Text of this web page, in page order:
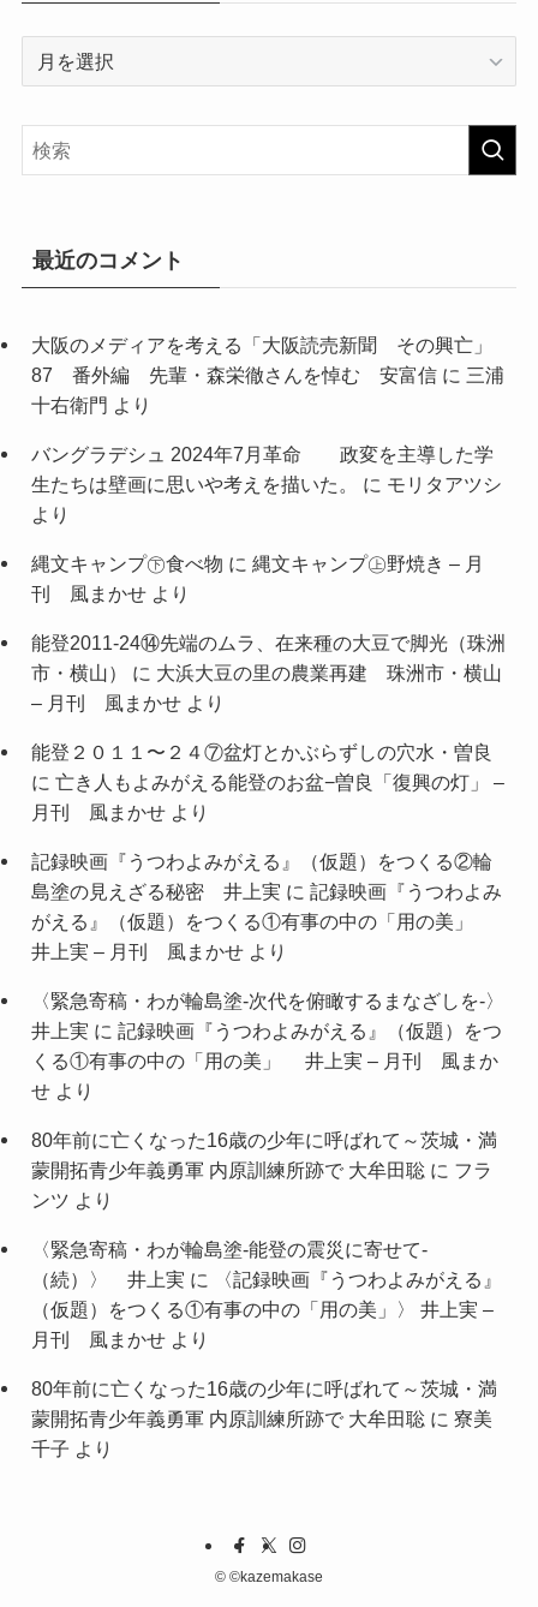
イ
ブ
最近のコメント
大阪のメディアを考える「大阪読売新聞 その興亡」
87 番外編 先輩・森栄徹さんを悼む 安富信に 三浦
十右衛門 より
バングラデシュ 2024年7月革命 政変を主導した学
生たちは壁画に思いや考えを描いた。
に モリタアツシ
より
縄文キャンプ㊦食べ物 に 縄文キャンプ㊤野焼き – 月
刊 風まかせより
能登2011-24⑭先端のムラ、在来種の大豆で脚光（珠洲
市・横山）
に 大浜大豆の里の農業再建 珠洲市・横山
– 月刊 風まかせより
能登２０１１〜２４⑦盆灯とかぶらずしの穴水・曽良
に 亡き人もよみがえる能登のお盆−曽良「復興の灯」 –
月刊 風まかせより
記録映画『うつわよみがえる』（仮題）をつくる②輪
島塗の見えざる秘密 井上実 に 記録映画『うつわよみ
がえる』（仮題）をつくる①有事の中の「用の美」
井上実 – 月刊 風まかせより
〈緊急寄稿・わが輪島塗-次代を俯瞰するまなざしを-〉
井上実 に 記録映画『うつわよみがえる』（仮題）をつ
くる①有事の中の「用の美」 井上実 – 月刊 風まか
せより
80年前に亡くなった16歳の少年に呼ばれて～茨城・満
蒙開拓青少年義勇軍 内原訓練所跡で 大牟田聡に フラ
ンツ より
〈緊急寄稿・わが輪島塗-能登の震災に寄せて-
（続）〉 井上実 に
〈記録映画『うつわよみがえる』
（仮題）をつくる①有事の中の「用の美」〉 井上実 –
月刊 風まかせより
80年前に亡くなった16歳の少年に呼ばれて～茨城・満
蒙開拓青少年義勇軍 内原訓練所跡で 大牟田聡に 寮美
千子 より
© ©kazemakase